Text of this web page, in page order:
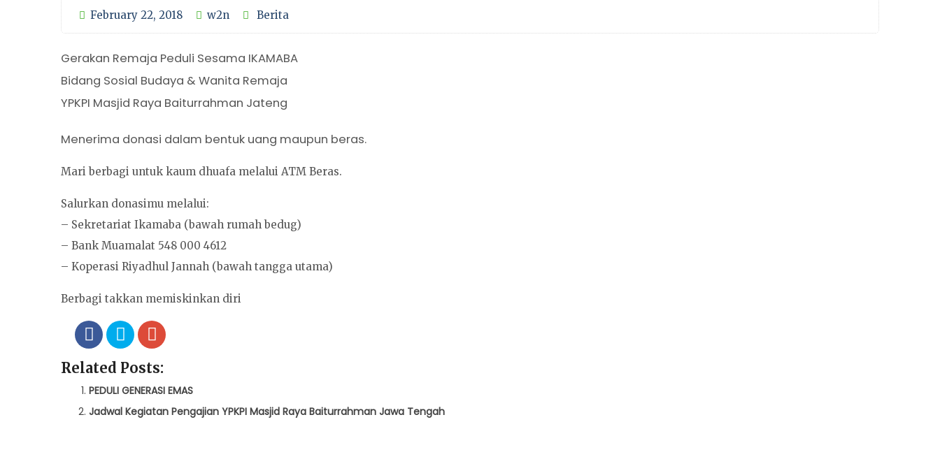
February 22, 2018 w2n Berita
Gerakan Remaja Peduli Sesama IKAMABA
Bidang Sosial Budaya & Wanita Remaja
YPKPI Masjid Raya Baiturrahman Jateng
Menerima donasi dalam bentuk uang maupun beras.
Mari berbagi untuk kaum dhuafa melalui ATM Beras.
Salurkan donasimu melalui:
– Sekretariat Ikamaba (bawah rumah bedug)
– Bank Muamalat 548 000 4612
– Koperasi Riyadhul Jannah (bawah tangga utama)
Berbagi takkan memiskinkan diri
Related Posts:
PEDULI GENERASI EMAS
Jadwal Kegiatan Pengajian YPKPI Masjid Raya Baiturrahman Jawa Tengah